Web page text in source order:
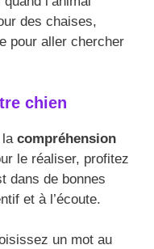
des chaises,
pour aller chercher
chien
la compréhension
le réaliser, profitez
dans de bonnes
et à l’écoute.
un mot au